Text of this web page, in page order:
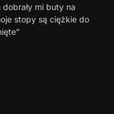
mi buty na
stopy są ciężkie do